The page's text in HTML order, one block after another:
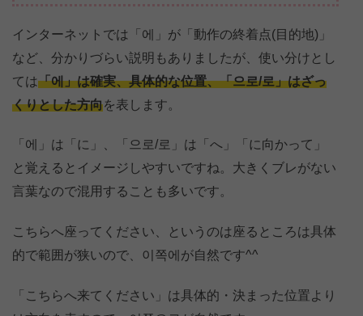
インターネットでは「에」が「動作の終着点(目的地)」
など、分かりづらい説明もありましたが、使い分けとし
ては「에」は確実、具体的な位置、「으로/로」はざっ
くりとした方向を表します。
「에」は「に」、「으로/로」は「へ」「に向かって」
と覚えるとイメージしやすいですね。大きくブレがない
言葉なので混用することも多いです。
こちらへ座ってください、というのは座るところは具体
的で範囲が狭いので、이쪽에が自然です^^
「こちらへ来てください」は具体的・決まった位置より